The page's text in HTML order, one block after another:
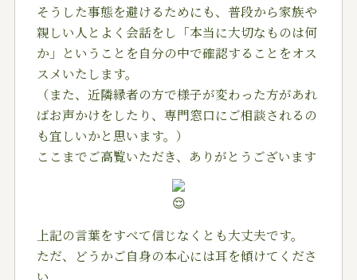
そうした事態を避けるためにも、普段から家族や
親しい人とよく会話をし「本当に大切なものは何
か」ということを自分の中で確認することをオス
スメいたします。
（また、近隣縁者の方で様子が変わった方があれ
ばお声かけをしたり、専門窓口にご相談されるの
も宜しいかと思います。）
ここまでご高覧いただき、ありがとうございます
上記の言葉をすべて信じなくとも大丈夫です。
ただ、どうかご自身の本心には耳を傾けてくださ
い